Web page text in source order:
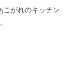
こがれのキッチン